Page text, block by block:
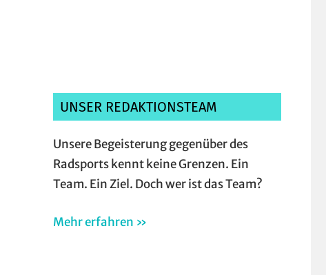
UNSER REDAKTIONSTEAM
Unsere Begeisterung gegenüber des
Radsports kennt keine Grenzen. Ein
Team. Ein Ziel. Doch wer ist das Team?
Mehr erfahren »